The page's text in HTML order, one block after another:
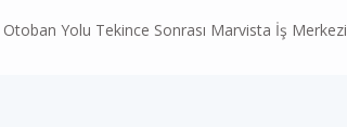
Otoban Yolu Tekince Sonrası Marvista İş Merkezi